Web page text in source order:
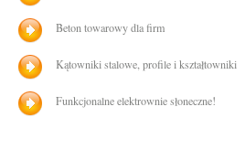
Beton towarowy dla firm
Kątowniki stalowe, profile i kształtowniki
Funkcjonalne elektrownie słoneczne!